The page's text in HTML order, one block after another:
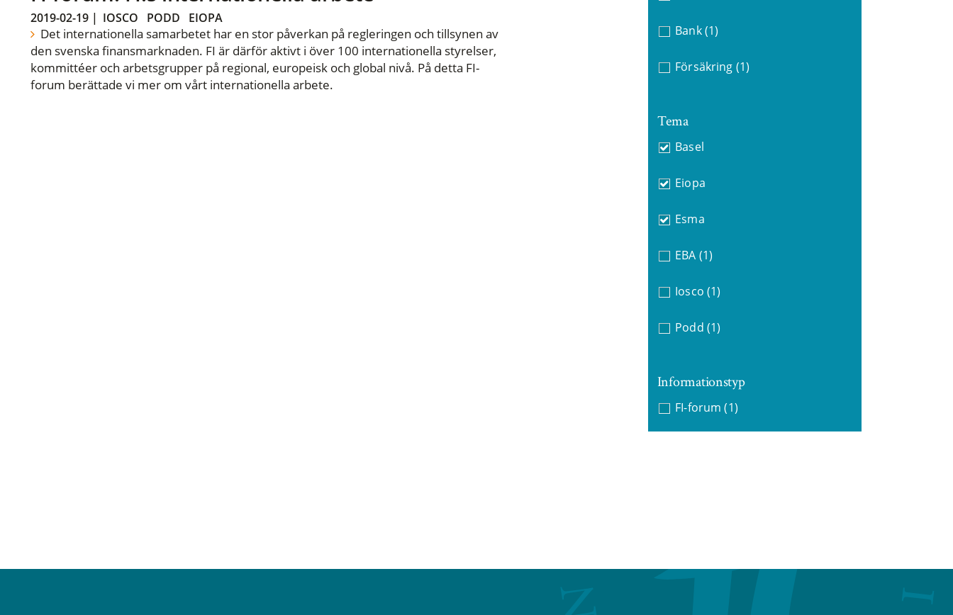
2019-02-19| IOSCO PODD EIOPA
Det internationella samarbetet har en stor påverkan på regleringen och tillsynen av
den svenska finansmarknaden. FI är därför aktivt i över 100 internationella styrelser,
kommittéer och arbetsgrupper på regional, europeisk och global nivå. På detta FI-
forum berättade vi mer om vårt internationella arbete.
Bank (1)
Försäkring (1)
Tema
Basel
Eiopa
Esma
EBA (1)
Iosco (1)
Podd (1)
Informationstyp
FI-forum (1)